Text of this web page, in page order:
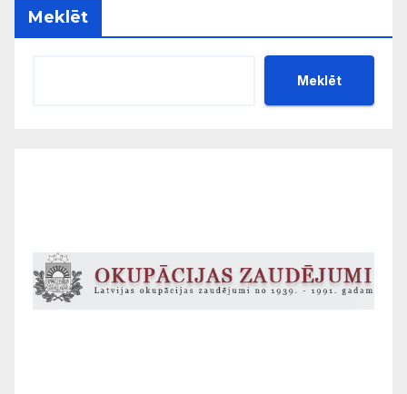
Meklēt
Meklēt